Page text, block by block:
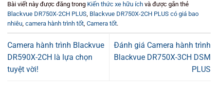
Bài viết này được đăng trong Kiến thức xe hữu ích và được gắn thẻ
Blackvue DR750X-2CH PLUS, Blackvue DR750X-2CH PLUS có giá bao
nhiêu, camera hành trình tốt, Camera tốt.
Camera hành trình Blackvue
DR590X-2CH là lựa chọn
tuyệt vời!
Đánh giá Camera hành trình
Blackvue DR750X-3CH DSM
PLUS